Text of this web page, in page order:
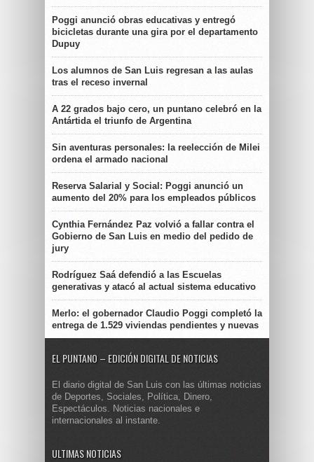
Poggi anunció obras educativas y entregó
bicicletas durante una gira por el departamento
Dupuy
Los alumnos de San Luis regresan a las aulas
tras el receso invernal
A 22 grados bajo cero, un puntano celebró en la
Antártida el triunfo de Argentina
Sin aventuras personales: la reelección de Milei
ordena el armado nacional
Reserva Salarial y Social: Poggi anunció un
aumento del 20% para los empleados públicos
Cynthia Fernández Paz volvió a fallar contra el
Gobierno de San Luis en medio del pedido de
jury
Rodríguez Saá defendió a las Escuelas
generativas y atacó al actual sistema educativo
Merlo: el gobernador Claudio Poggi completó la
entrega de 1.529 viviendas pendientes y nuevas
EL PUNTANO – EDICIÓN DIGITAL DE NOTICIAS
El diario digital de San Luis con las últimas noticias
de Deportes, Sociales, Política, Dinero,
Espectáculos. Noticias nacionales e
internacionales al instante.
ULTIMAS NOTICIAS